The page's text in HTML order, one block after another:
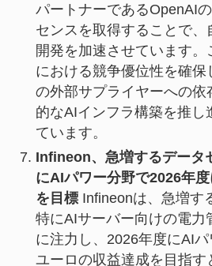
パートナーであるOpenAI
センスを取得することで
開発を加速させています
における競争優位性を確
の外部サプライヤーへの依
的なAIインフラ構築を推し
ています。
Infineon、急増するデータ
にAIパワー分野で2026年
を目標Infineonは、急増す
特にAIサーバー向けの電力
に注力し、2026年度にAI
ユーロの収益達成を目指す